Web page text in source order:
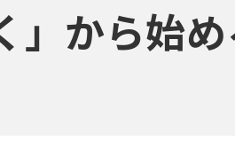
」から始